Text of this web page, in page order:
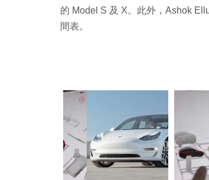
的 Model S 及 X。此外，Ashok
間表。